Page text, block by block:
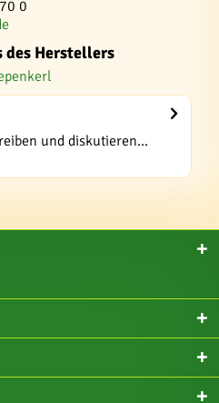
0
des Herstellers
und diskutieren...